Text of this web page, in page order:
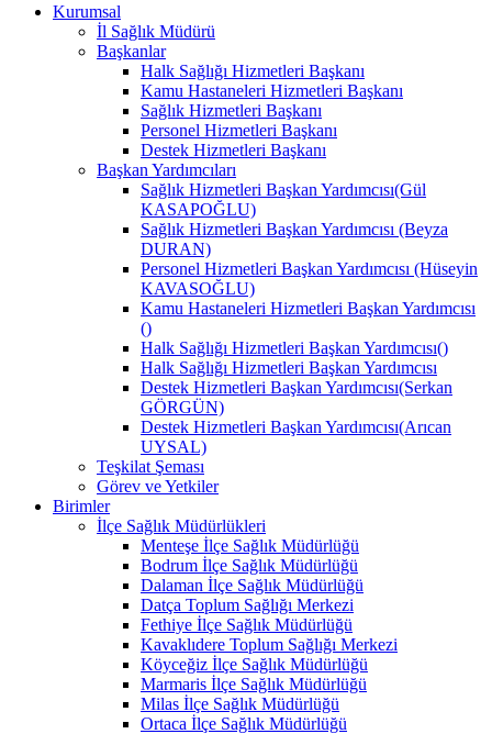
Kurumsal
İl Sağlık Müdürü
Başkanlar
Halk Sağlığı Hizmetleri Başkanı
Kamu Hastaneleri Hizmetleri Başkanı
Sağlık Hizmetleri Başkanı
Personel Hizmetleri Başkanı
Destek Hizmetleri Başkanı
Başkan Yardımcıları
Sağlık Hizmetleri Başkan Yardımcısı(Gül
KASAPOĞLU)
Sağlık Hizmetleri Başkan Yardımcısı (Beyza
DURAN)
Personel Hizmetleri Başkan Yardımcısı (Hüseyin
KAVASOĞLU)
Kamu Hastaneleri Hizmetleri Başkan Yardımcısı
()
Halk Sağlığı Hizmetleri Başkan Yardımcısı()
Halk Sağlığı Hizmetleri Başkan Yardımcısı
Destek Hizmetleri Başkan Yardımcısı(Serkan
GÖRGÜN)
Destek Hizmetleri Başkan Yardımcısı(Arıcan
UYSAL)
Teşkilat Şeması
Görev ve Yetkiler
Birimler
İlçe Sağlık Müdürlükleri
Menteşe İlçe Sağlık Müdürlüğü
Bodrum İlçe Sağlık Müdürlüğü
Dalaman İlçe Sağlık Müdürlüğü
Datça Toplum Sağlığı Merkezi
Fethiye İlçe Sağlık Müdürlüğü
Kavaklıdere Toplum Sağlığı Merkezi
Köyceğiz İlçe Sağlık Müdürlüğü
Marmaris İlçe Sağlık Müdürlüğü
Milas İlçe Sağlık Müdürlüğü
Ortaca İlçe Sağlık Müdürlüğü